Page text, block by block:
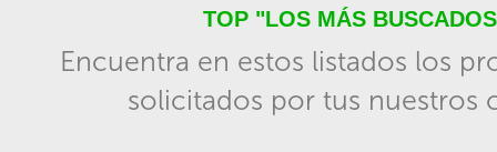
TOP "LOS MÁS
Encuentra en estos listados los
solicitados por tus nuestros